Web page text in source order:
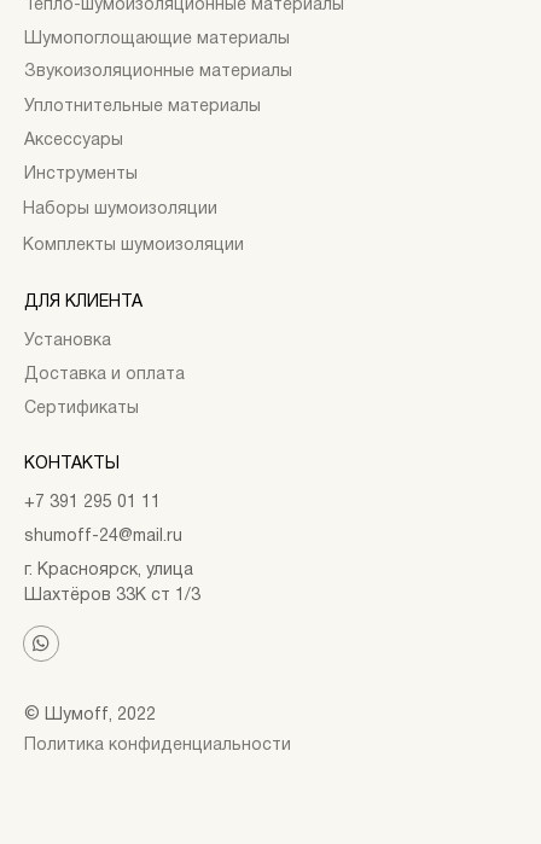
ДЛЯ КЛИЕНТА
КОНТАКТЫ
Установка
+7 391 295 01 11
shumoff-24@mail.ru
г. Красноярск, улица
Шахтёров 33К ст 1/3
Доставка и оплата
Сертификаты
Тепло-шумоизоляционные материалы
Шумопоглощающие материалы
Наборы шумоизоляции
Уплотнительные материалы
Аксессуары
Инструменты
Политика конфиденциальности
© Шумоff, 2022
Звукоизоляционные материалы
Комплекты шумоизоляции